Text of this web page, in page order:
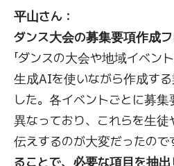
平山さん：
ダンス大会の募集要項作成
「ダンスの大会や地域イベン
生成AIを使いながら作成す
した。各イベントごとに募
異なっており、これらを生
伝えするのが大変だったので
ることで、必要な項目を抽出